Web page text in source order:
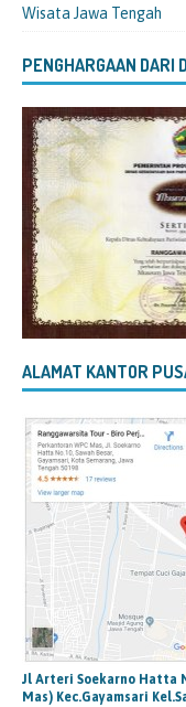
Wisata Jawa Tengah
PENGHARGAAN DARI
ALAMAT KANTOR
Jl Arteri Soekarno Hatta
Mas) Kec.Gayamsari